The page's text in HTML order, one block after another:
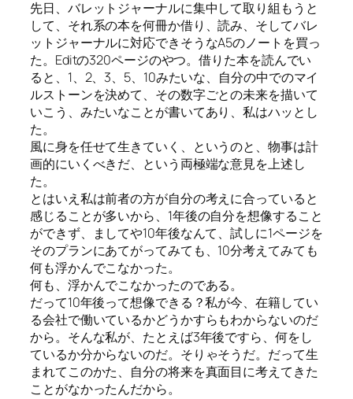
先日、バレットジャーナルに集中して取り組もうと
して、それ系の本を何冊か借り、読み、そしてバレ
ットジャーナルに対応できそうなA5のノートを買っ
た。Editの320ページのやつ。借りた本を読んでい
ると、1、2、3、5、10みたいな、自分の中でのマイ
ルストーンを決めて、その数字ごとの未来を描いて
いこう、みたいなことが書いてあり、私はハッとし
た。
風に身を任せて生きていく、というのと、物事は計
画的にいくべきだ、という両極端な意見を上述し
た。
とはいえ私は前者の方が自分の考えに合っていると
感じることが多いから、1年後の自分を想像すること
ができず、ましてや10年後なんて、試しに1ページを
そのプランにあてがってみても、10分考えてみても
何も浮かんでこなかった。
何も、浮かんでこなかったのである。
だって10年後って想像できる？私が今、在籍してい
る会社で働いているかどうかすらもわからないのだ
から。そんな私が、たとえば3年後ですら、何をし
ているか分からないのだ。そりゃそうだ。だって生
まれてこのかた、自分の将来を真面目に考えてきた
ことがなかったんだから。